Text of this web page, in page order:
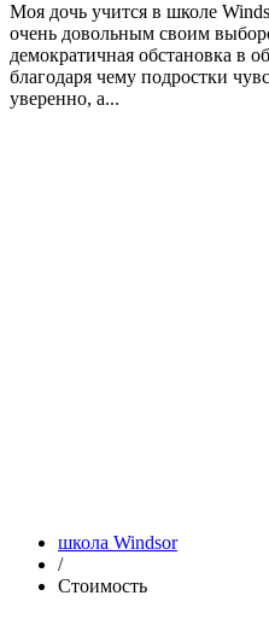
Моя дочь учится в школе
очень довольным своим
демократичная обстановка в
благодаря чему подростки
уверенно, а...
школа Windsor
/
Стоимость